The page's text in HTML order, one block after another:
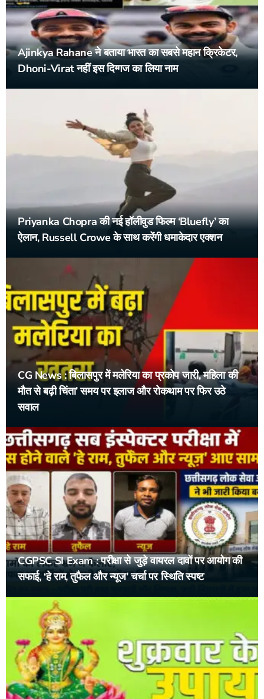
Ajinkya Rahane ने बताया भारत का सबसे महान क्रिकेटर,
Dhoni-Virat नहीं इस दिग्गज का लिया नाम
Priyanka Chopra की नई हॉलीवुड फिल्म ‘Bluefly’ का
ऐलान, Russell Crowe के साथ करेंगी धमाकेदार एक्शन
CG News : बिलासपुर में मलेरिया का प्रकोप जारी, महिला की
मौत से बढ़ी चिंता’ समय पर इलाज और रोकथाम पर फिर उठे
सवाल
CGPSC SI Exam : परीक्षा से जुड़े वायरल दावों पर आयोग की
सफाई, ‘हे राम, तुफैल और न्यूज’ चर्चा पर स्थिति स्पष्ट